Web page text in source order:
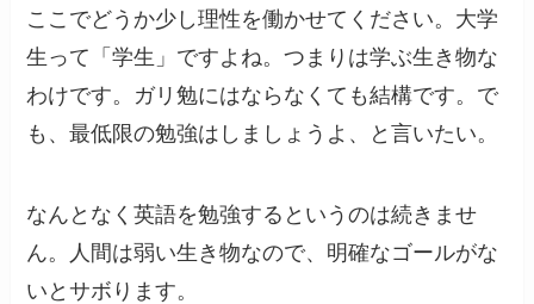
ここでどうか少し理性を働かせてください。大学
生って「学生」ですよね。つまりは学ぶ生き物な
わけです。ガリ勉にはならなくても結構です。で
も、最低限の勉強はしましょうよ、と言いたい。
なんとなく英語を勉強するというのは続きませ
ん。人間は弱い生き物なので、明確なゴールがな
いとサボります。